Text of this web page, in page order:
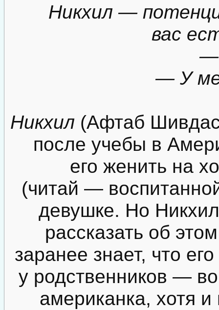
Никхил —
вас
—
— У
Никхил (Афтаб
после учебы в
его женить на
(читай —
девушке. Но
рассказать об
заранее знает, что
у родственников —
американка, хотя